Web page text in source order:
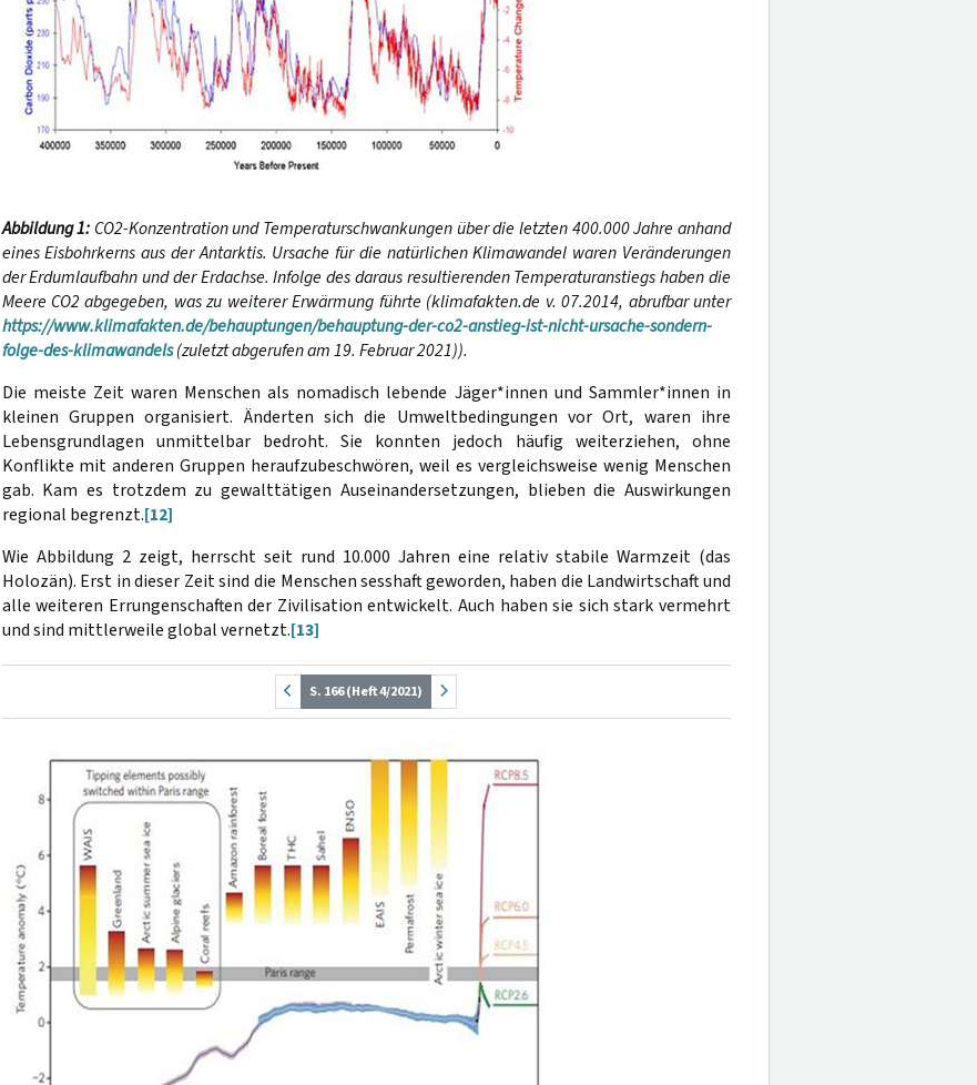
Abbildung 1: CO2-Konzentration und Temperaturschwankungen über die letzten 400.000 Jahre anhand
eines Eisbohrkerns aus der Antarktis. Ursache für die natürlichen Klimawandel waren Veränderungen
der Erdumlaufbahn und der Erdachse. Infolge des daraus resultierenden Temperaturanstiegs haben die
Meere CO2 abgegeben, was zu weiterer Erwärmung führte (klimafakten.de v. 07.2014, abrufbar unter
https://www.klimafakten.de/behauptungen/behauptung-der-co2-anstieg-ist-nicht-ursache-sondern-
folge-des-klimawandels(zuletzt abgerufen am 19. Februar 2021)).
Die meiste Zeit waren Menschen als nomadisch lebende Jäger*innen und Sammler*innen in
kleinen Gruppen organisiert. Änderten sich die Umweltbedingungen vor Ort, waren ihre
Lebensgrundlagen unmittelbar bedroht. Sie konnten jedoch häufig weiterziehen, ohne
Konflikte mit anderen Gruppen heraufzubeschwören, weil es vergleichsweise wenig Menschen
gab. Kam es trotzdem zu gewalttätigen Auseinandersetzungen, blieben die Auswirkungen
regional begrenzt.[12]
Wie Abbildung 2 zeigt, herrscht seit rund 10.000 Jahren eine relativ stabile Warmzeit (das
Holozän). Erst in dieser Zeit sind die Menschen sesshaft geworden, haben die Landwirtschaft und
alle weiteren Errungenschaften der Zivilisation entwickelt. Auch haben sie sich stark vermehrt
und sind mittlerweile global vernetzt.[13]
S. 166 (Heft 4/2021)